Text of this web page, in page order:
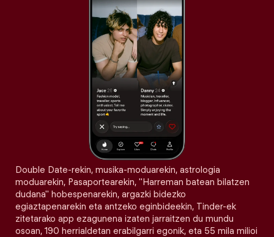
Double Date-rekin, musika-moduarekin, astrologia
moduarekin, Pasaportearekin, "Harreman batean bilatzen
dudana" hobespenarekin, argazki bidezko
egiaztapenarekin eta antzeko eginbideekin, Tinder-ek
zitetarako app ezagunena izaten jarraitzen du mundu
osoan, 190 herrialdetan erabilgarri egonik, eta 55 mila milioi